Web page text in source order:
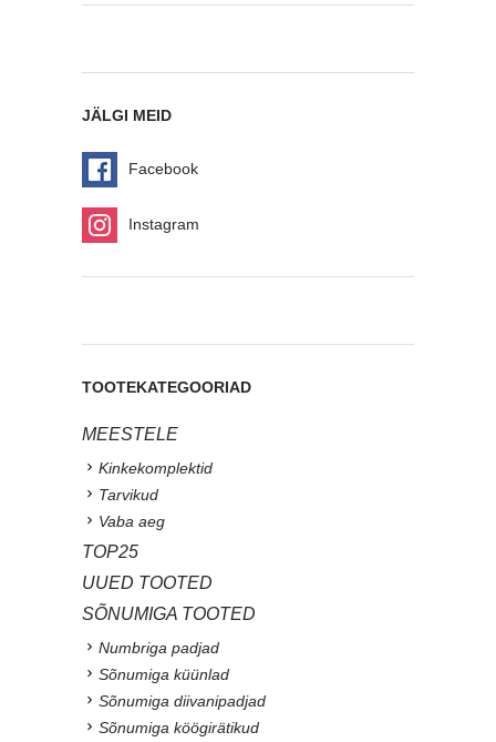
JÄLGI MEID
Facebook
Instagram
TOOTEKATEGOORIAD
MEESTELE
Kinkekomplektid
Tarvikud
Vaba aeg
TOP25
UUED TOOTED
SÕNUMIGA TOOTED
Numbriga padjad
Sõnumiga küünlad
Sõnumiga diivanipadjad
Sõnumiga köögirätikud